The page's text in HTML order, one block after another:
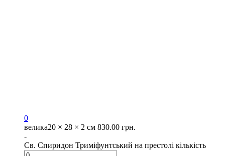
0
велика20 × 28 × 2 см 830.00 грн.
-
Св. Спиридон Триміфунтський на престолі кількість